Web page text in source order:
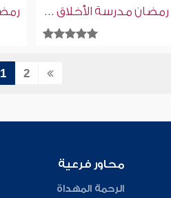
رمضان مدرسة الأخلاق | واصبر نفسك | إسلام ويب | للصم بلغة الإشارة
1 2
محاور فرعية
الرحمة المهداة